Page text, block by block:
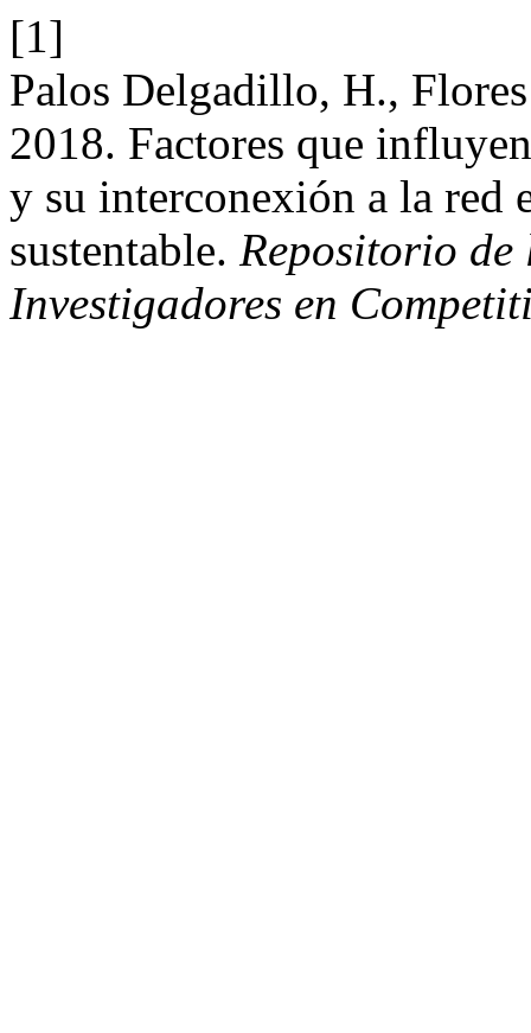
[1]
Palos Delgadillo, H.,
2018. Factores que
y su interconexión a la red
sustentable. Repositorio
Investigadores en